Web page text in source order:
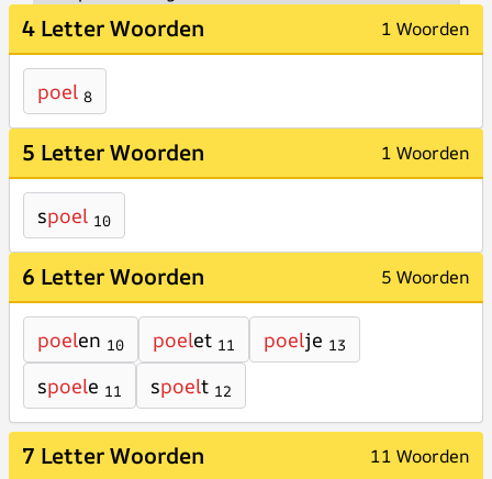
4 Letter Woorden 1 Woorden
poel 8
5 Letter Woorden 1 Woorden
spoel 10
6 Letter Woorden 5 Woorden
poelen 10 poelet 11 poelje 13
spoele 11 spoelt 12
7 Letter Woorden 11 Woorden